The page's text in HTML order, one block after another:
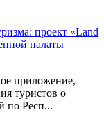
проект «Land
палаты
приложение,
туристов о
по Респ...